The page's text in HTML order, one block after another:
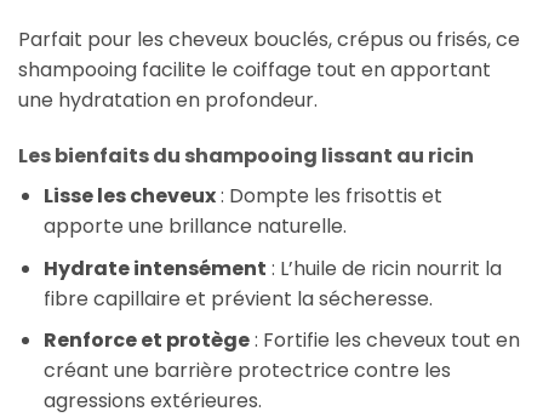
Parfait pour les cheveux bouclés, crépus ou frisés, ce
shampooing facilite le coiffage tout en apportant
une hydratation en profondeur.
Les bienfaits du shampooing lissant au ricin
Lisse les cheveux: Dompte les frisottis et
apporte une brillance naturelle.
Hydrate intensément : L’huile de ricin nourrit la
fibre capillaire et prévient la sécheresse.
Renforce et protège: Fortifie les cheveux tout en
créant une barrière protectrice contre les
agressions extérieures.